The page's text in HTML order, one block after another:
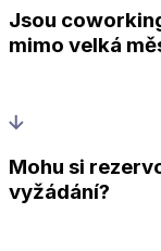
Jsou
mimo velká
Mohu si
vyžádání?